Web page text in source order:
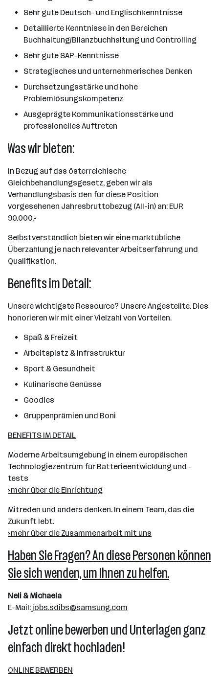
Sehr gute Deutsch- und Englischkenntnisse
Detaillierte Kenntnisse in den Bereichen
Buchhaltung/Bilanzbuchhaltung und Controlling
Sehr gute SAP-Kenntnisse
Strategisches und unternehmerisches Denken
Durchsetzungsstärke und hohe
Problemlösungskompetenz
Ausgeprägte Kommunikationsstärke und
professionelles Auftreten
Was wir bieten:
In Bezug auf das österreichische
Gleichbehandlungsgesetz, geben wir als
Verhandlungsbasis den für diese Position
vorgesehenen Jahresbruttobezug (All-in) an: EUR
90.000,-
Selbstverständlich bieten wir eine marktübliche
Überzahlung je nach relevanter Arbeitserfahrung und
Qualifikation.
Benefits im Detail:
Unsere wichtigste Ressource? Unsere Angestellte. Dies
honorieren wir mit einer Vielzahl von Vorteilen.
Spaß & Freizeit
Arbeitsplatz & Infrastruktur
Sport & Gesundheit
Kulinarische Genüsse
Goodies
Gruppenprämien und Boni
BENEFITS IM DETAIL
Moderne Arbeitsumgebung in einem europäischen
Technologiezentrum für Batterieentwicklung und -
tests
>mehr über die Einrichtung
Mitreden und anders denken. In einem Team, das die
Zukunft lebt.
>mehr über die Zusammenarbeit mit uns
Haben Sie Fragen? An diese Personen können
Sie sich wenden, um Ihnen zu helfen.
Neli & Michaela
E-Mail: jobs.sdibs@samsung.com
Jetzt online bewerben und Unterlagen ganz
einfach direkt hochladen!
ONLINE BEWERBEN